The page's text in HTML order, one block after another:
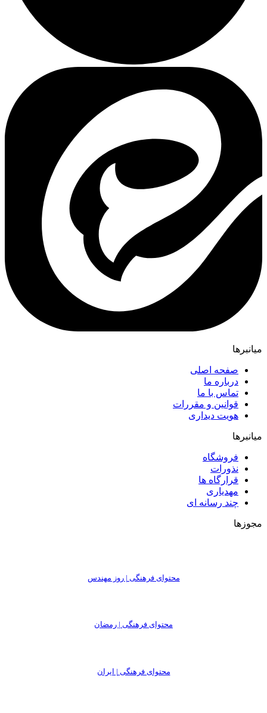
میانبرها
صفحه اصلی
درباره ما
تماس با ما
قوانین و مقررات
هویت دیداری
میانبرها
فروشگاه
نذورات
قرارگاه ها
مهدیاری
چند رسانه ای
مجوزها
محتوای فرهنگی | روز مهندس
محتوای فرهنگی | رمضان
محتوای فرهنگی | ایران